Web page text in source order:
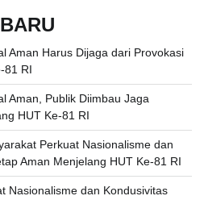
Aman Harus Dijaga dari Provokasi
81 RI
Aman, Publik Diimbau Jaga
HUT Ke-81 RI
Perkuat Nasionalisme dan
Aman Menjelang HUT Ke-81 RI
Nasionalisme dan Kondusivitas